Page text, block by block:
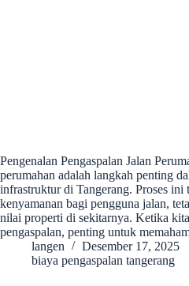
Pengenalan Pengaspalan Jalan
perumahan adalah langkah penting
infrastruktur di Tangerang. Proses ini
kenyamanan bagi pengguna jalan,
nilai properti di sekitarnya. Ketika
pengaspalan, penting untuk
langen
Desember 17, 2025
biaya pengaspalan tangerang